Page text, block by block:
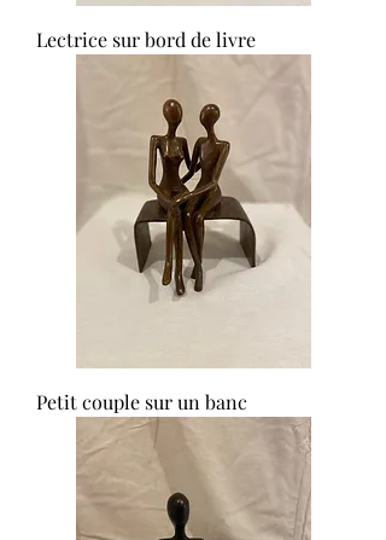
Lectrice sur bord de livre
Petit couple sur un banc